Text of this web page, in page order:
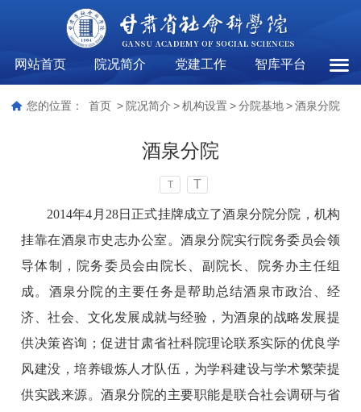
网站首页 院况简介 党建工作 智库平台
酒泉
您的位置： 首页 > 院况简介 > 机构设置 > 分院基地 > 酒泉分院
酒泉分院
T T
2014年4月28日正式挂牌成立了酒泉分院分院，机构
挂靠在酒泉市史志办公室。酒泉分院实行院务委员会领
导体制，院务委员会由院长、副院长、院务办主任组
成。酒泉分院的主要任务是帮助总结酒泉市政治、经
济、社会、文化发展成就与经验，为酒泉的战略发展提
供决策咨询；促进甘肃省社科院理论联系实际的优良学
风建没，培养锻炼人才队伍，为学科建设与学术繁荣提
供实践来源。酒泉分院的主要职能是联合社会调研与省